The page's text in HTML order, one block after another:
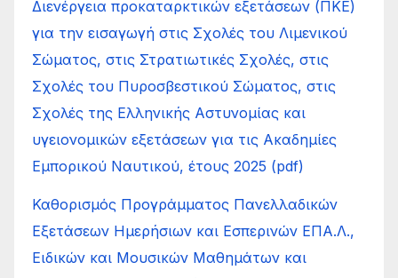
Διενέργεια προκαταρκτικών εξετάσεων (ΠΚΕ)
για την εισαγωγή στις Σχολές του Λιμενικού
Σώματος, στις Στρατιωτικές Σχολές, στις
Σχολές του Πυροσβεστικού Σώματος, στις
Σχολές της Ελληνικής Αστυνομίας και
υγειονομικών εξετάσεων για τις Ακαδημίες
Εμπορικού Ναυτικού, έτους 2025 (pdf)
Καθορισμός Προγράμματος Πανελλαδικών
Εξετάσεων Ημερήσιων και Εσπερινών ΕΠΑ.Λ.,
Ειδικών και Μουσικών Μαθημάτων και